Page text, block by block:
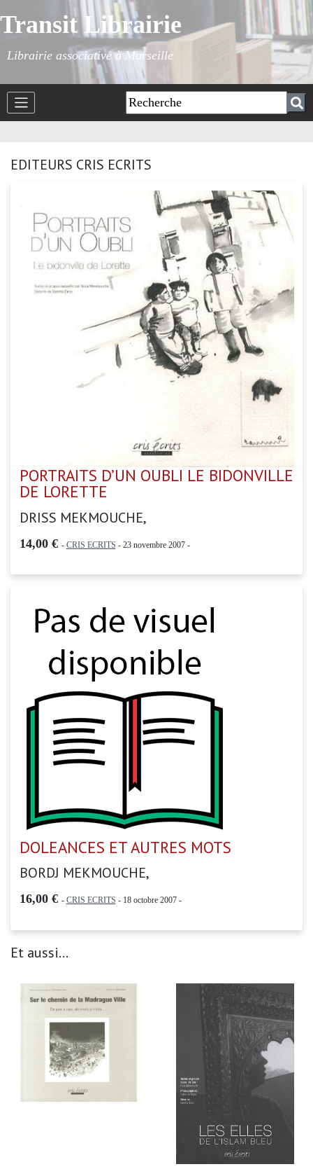
Transit Librairie
Librairie associative à Marseille
EDITEURS CRIS ECRITS
PORTRAITS D’UN OUBLI LE BIDONVILLE
DE LORETTE
DRISS MEKMOUCHE,
14,00 € - CRIS ECRITS - 23 novembre 2007 -
DOLEANCES ET AUTRES MOTS
BORDJ MEKMOUCHE,
16,00 € - CRIS ECRITS - 18 octobre 2007 -
Et aussi...